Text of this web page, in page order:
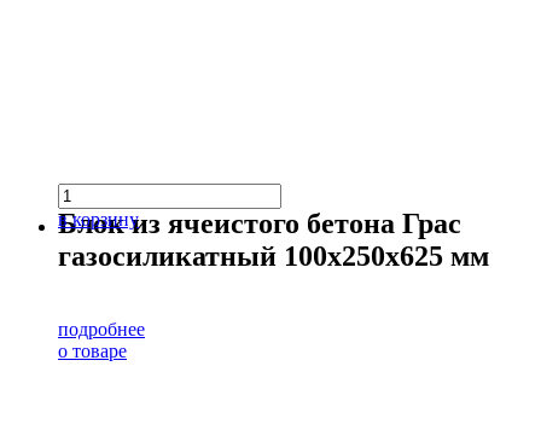
в корзину
Блок из ячеистого бетона Грас
газосиликатный 100х250х625 мм
подробнее
о товаре